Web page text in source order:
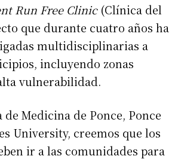
Run Free Clinic(Clínica del
que durante cuatro años ha
multidisciplinarias a
incluyendo zonas
vulnerabilidad.
de Medicina de Ponce, Ponce
University, creemos que los
ir a las comunidades para